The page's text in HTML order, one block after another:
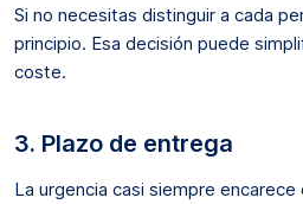
Si no necesitas distinguir a cada
principio. Esa decisión puede
coste.
3. Plazo de entrega
La urgencia casi siempre